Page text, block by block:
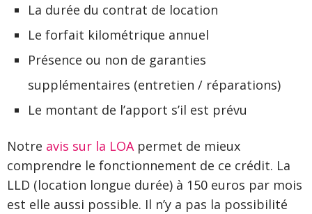
La durée du contrat de location
Le forfait kilométrique annuel
Présence ou non de garanties
supplémentaires (entretien / réparations)
Le montant de l’apport s’il est prévu
Notre avis sur la LOA permet de mieux
comprendre le fonctionnement de ce crédit. La
LLD (location longue durée) à 150 euros par mois
est elle aussi possible. Il n’y a pas la possibilité